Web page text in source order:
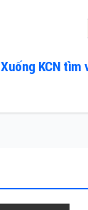
Xuống KCN